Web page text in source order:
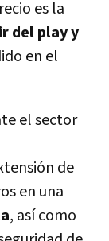
es la
del play y
en el
el sector
de
en una
, así como